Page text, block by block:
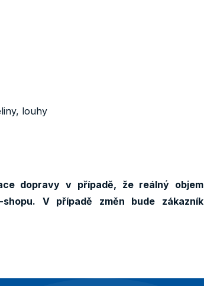
louhy
dopravy v případě, že reálný objem
V případě změn bude zákazník